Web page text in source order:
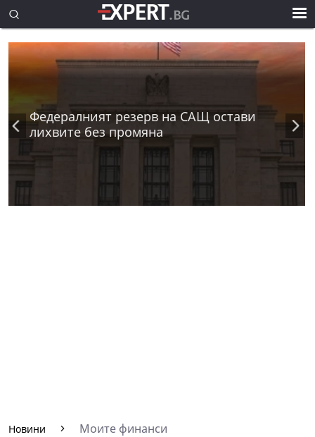
Федералният резерв на САЩ остави
лихвите без промяна
Новини Моите финанси